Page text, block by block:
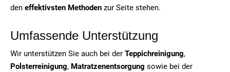
den effektivsten Methoden zur Seite stehen.
Umfassende Unterstützung
Wir unterstützen Sie auch bei der Teppichreinigung,
Polsterreinigung, Matratzenentsorgung sowie bei der